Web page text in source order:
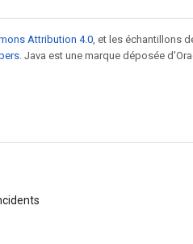
Attribution 4.0 , et les échantillons
. Java est une marque déposée